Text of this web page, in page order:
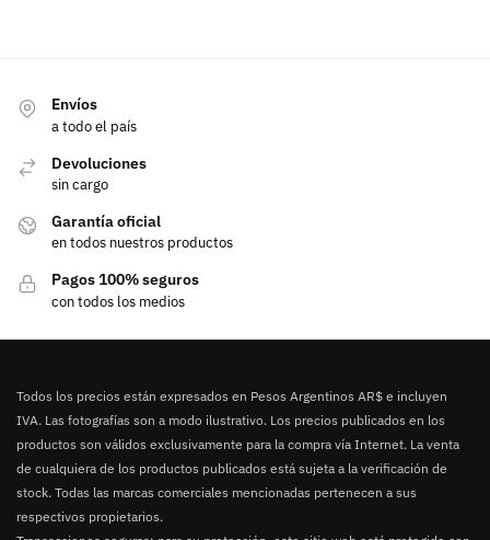
Envíos
a todo el país
Devoluciones
sin cargo
Garantía oficial
en todos nuestros productos
Pagos 100% seguros
con todos los medios
Todos los precios están expresados en Pesos Argentinos AR$ e incluyen
IVA. Las fotografías son a modo ilustrativo. Los precios publicados en los
productos son válidos exclusivamente para la compra vía Internet. La venta
de cualquiera de los productos publicados está sujeta a la verificación de
stock. Todas las marcas comerciales mencionadas pertenecen a sus
respectivos propietarios.